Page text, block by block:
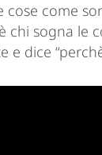
cose come
chi sogna le
e dice